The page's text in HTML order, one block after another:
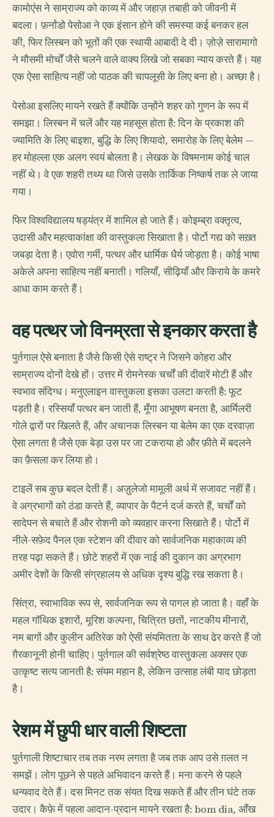
कामोएंस ने साम्राज्य को काव्य में और जहाज़ तबाही को जीवनी में
बदला। फ़र्नांडो पेसोआ ने एक इंसान होने की समस्या कई बनकर हल
की, फिर लिस्बन को भूतों की एक स्थायी आबादी दे दी। ज़ोज़े सारामागो
ने मौसमी मोर्चों जैसे चलने वाले वाक्य लिखे जो सबका न्याय करते हैं। यह
एक ऐसा साहित्य नहीं जो पाठक की चापलूसी के लिए बना हो। अच्छा है।
पेसोआ इसलिए मायने रखते हैं क्योंकि उन्होंने शहर को गुणन के रूप में
समझा। लिस्बन में चलें और यह महसूस होता है: दिन के प्रकाश की
ज्यामिति के लिए बाइशा, बुद्धि के लिए शियादो, समारोह के लिए बेलेम —
हर मोहल्ला एक अलग स्वयं बोलता है। लेखक के विषमनाम कोई चाल
नहीं थे। वे एक शहरी तथ्य था जिसे उसके तार्किक निष्कर्ष तक ले जाया
गया।
फिर विश्वविद्यालय षड्यंत्र में शामिल हो जाते हैं। कोइम्ब्रा वक्तृत्व,
उदासी और महत्वाकांक्षा की वास्तुकला सिखाता है। पोर्टो गद्य को सख़्त
जबड़ा देता है। एवोरा गर्मी, पत्थर और धार्मिक धैर्य जोड़ता है। कोई भाषा
अकेले अपना साहित्य नहीं बनाती। गलियाँ, सीढ़ियाँ और किराये के कमरे
आधा काम करते हैं।
वह पत्थर जो विनम्रता से इनकार करता है
पुर्तगाल ऐसे बनाता है जैसे किसी ऐसे राष्ट्र ने जिसने कोहरा और
साम्राज्य दोनों देखे हों। उत्तर में रोमनेस्क चर्चों की दीवारें मोटी हैं और
स्वभाव संदिग्ध। मनुएलाइन वास्तुकला इसका उलटा करती है: फूट
पड़ती है। रस्सियाँ पत्थर बन जाती हैं, मूँगा आभूषण बनता है, आर्मिलरी
गोले द्वारों पर खिलते हैं, और अचानक लिस्बन या बेलेम का एक दरवाज़ा
ऐसा लगता है जैसे एक बेड़ा उस पर जा टकराया हो और फ़ीते में बदलने
का फ़ैसला कर लिया हो।
टाइलें सब कुछ बदल देती हैं। अज़ुलेजो मामूली अर्थ में सजावट नहीं हैं।
वे अग्रभागों को ठंडा करते हैं, व्यापार के पैटर्न दर्ज करते हैं, चर्चों को
सादेपन से बचाते हैं और रोशनी को व्यवहार करना सिखाते हैं। पोर्टो में
नीले-सफ़ेद पैनल एक स्टेशन की दीवार को सार्वजनिक महाकाव्य की
तरह पढ़ा सकते हैं। छोटे शहरों में एक नाई की दुकान का अग्रभाग
अमीर देशों के किसी संग्रहालय से अधिक दृश्य बुद्धि रख सकता है।
सिंत्रा, स्वाभाविक रूप से, सार्वजनिक रूप से पागल हो जाता है। वहाँ के
महल गॉथिक इशारों, मूरिश कल्पना, चित्रित छतों, नाटकीय मीनारों,
नम बागों और कुलीन अतिरेक को ऐसी संयमितता के साथ ढेर करते हैं जो
ग़ैरकानूनी होनी चाहिए। पुर्तगाल की सर्वश्रेष्ठ वास्तुकला अक्सर एक
उत्कृष्ट सत्य जानती है: संयम महान है, लेकिन उत्साह लंबी याद छोड़ता
है।
रेशम में छुपी धार वाली शिष्टता
पुर्तगाली शिष्टाचार तब तक नरम लगता है जब तक आप उसे ग़लत न
समझें। लोग पूछने से पहले अभिवादन करते हैं। मना करने से पहले
धन्यवाद देते हैं। दस मिनट तक संयत दिख सकते हैं और तीन घंटे तक
उदार। कैफ़े में पहला आदान-प्रदान मायने रखता है: bom dia, आँख